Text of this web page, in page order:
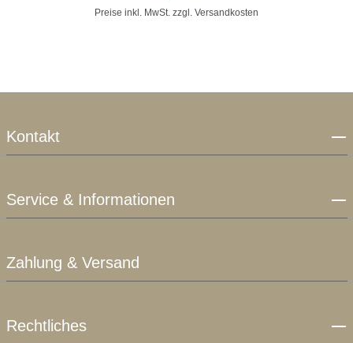
Preise inkl. MwSt. zzgl. Versandkosten
Kontakt
Service & Informationen
Zahlung & Versand
Rechtliches